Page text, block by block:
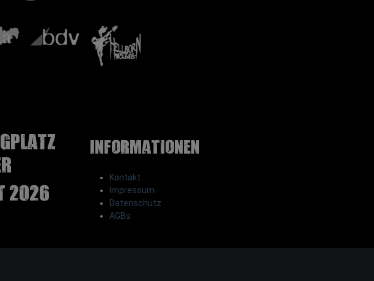
2026
Informationen
Kontakt
Impressum
Datenschutz
AGBs